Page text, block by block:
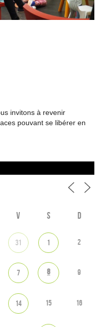
invitons à revenir
pouvant se libérer en
V S D
31 1 2
7 8 9
14 15 16